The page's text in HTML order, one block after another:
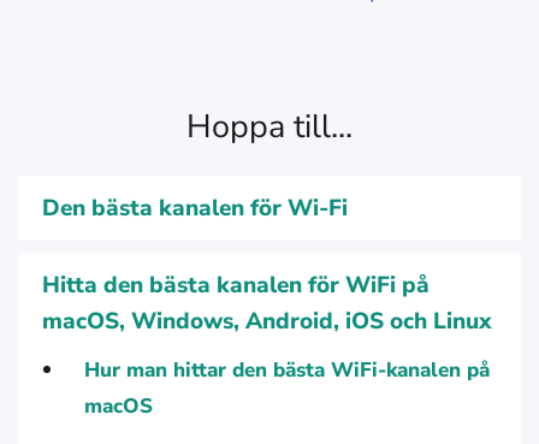
Hoppa till...
Den bästa kanalen för Wi-Fi
Hitta den bästa kanalen för WiFi på
macOS, Windows, Android, iOS och Linux
Hur man hittar den bästa WiFi-kanalen på
macOS